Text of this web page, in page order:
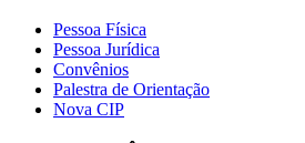
Pessoa Física
Pessoa Jurídica
Convênios
Palestra de Orientação
Nova CIP